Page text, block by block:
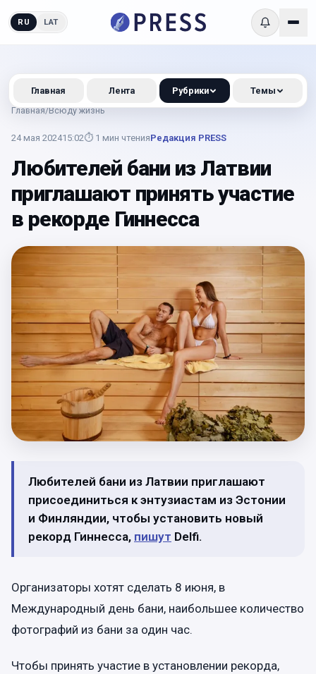
RU LAT
Главная/Всюду жизнь
24 мая 202415:02⏱ 1 мин чтенияРедакция PRESS
Любителей бани из Латвии
приглашают принять участие
в рекорде Гиннесса
Любителей бани из Латвии приглашают
присоединиться к энтузиастам из Эстонии
и Финляндии, чтобы установить новый
рекорд Гиннесса, пишут Delfi.
Организаторы хотят сделать 8 июня, в
Международный день бани, наибольшее количество
фотографий из бани за один час.
Чтобы принять участие в установлении рекорда,
Главная Лента Рубрики Темы